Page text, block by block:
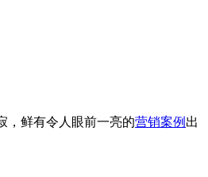
，鲜有令人眼前一亮的营销案例 出